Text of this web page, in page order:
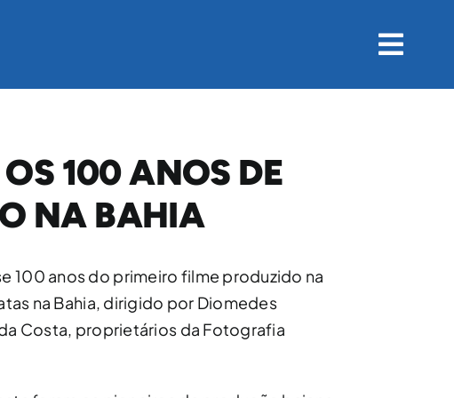
100 ANOS DE
NA BAHIA
100 anos do primeiro filme produzido na
na Bahia, dirigido por Diomedes
Costa, proprietários da Fotografia